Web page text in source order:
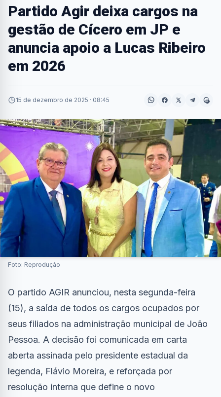
Partido Agir deixa cargos na
gestão de Cícero em JP e
anuncia apoio a Lucas Ribeiro
em 2026
15 de dezembro de 2025 · 08:45
Foto: Reprodução
O partido AGIR anunciou, nesta segunda-feira
(15), a saída de todos os cargos ocupados por
seus filiados na administração municipal de João
Pessoa. A decisão foi comunicada em carta
aberta assinada pelo presidente estadual da
legenda, Flávio Moreira, e reforçada por
resolução interna que define o novo